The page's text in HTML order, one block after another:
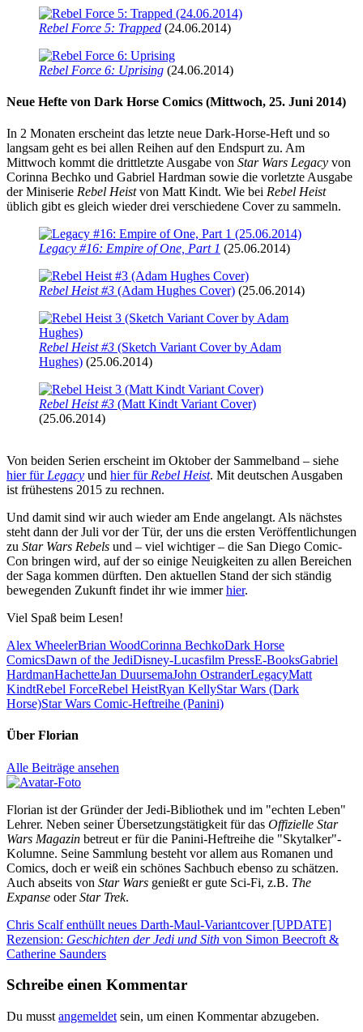
Rebel Force 5: Trapped (24.06.2014)
Rebel Force 6: Uprising (24.06.2014)
Neue Hefte von Dark Horse Comics (Mittwoch, 25. Juni 2014)
In 2 Monaten erscheint das letzte neue Dark-Horse-Heft und so
langsam geht es bei allen Reihen auf den Endspurt zu. Am
Mittwoch kommt die drittletzte Ausgabe von Star Wars Legacy von
Corinna Bechko und Gabriel Hardman sowie die vorletzte Ausgabe
der Miniserie Rebel Heistvon Matt Kindt. Wie bei Rebel Heist
üblich gibt es gleich wieder drei verschiedene Cover zu sammeln.
Legacy #16: Empire of One, Part 1 (25.06.2014)
Rebel Heist #3 (Adam Hughes Cover) (25.06.2014)
Rebel Heist #3 (Sketch Variant Cover by Adam
Hughes) (25.06.2014)
Rebel Heist #3 (Matt Kindt Variant Cover)
(25.06.2014)
Von beiden Serien erscheint im Oktober der Sammelband – siehe
hier für Legacy und hier für Rebel Heist. Mit deutschen Ausgaben
ist frühestens 2015 zu rechnen.
Und damit sind wir auch wieder am Ende angelangt. Als nächstes
steht dann der Juli vor der Tür, der uns die ersten Veröffentlichungen
zu Star Wars Rebels und – viel wichtiger – die San Diego Comic-
Con bringen wird, auf der so einige Neuigkeiten zu allen Bereichen
der Saga kommen dürften. Den aktuellen Stand der sich ständig
bewegenden Zukunft findet ihr wie immerhier.
Viel Spaß beim Lesen!
Alex WheelerBrian WoodCorinna BechkoDark Horse
ComicsDawn of the JediDisney-Lucasfilm PressE-BooksGabriel
HardmanHachetteJan DuursemaJohn OstranderLegacyMatt
KindtRebel ForceRebel HeistRyan KellyStar Wars (Dark
Horse)Star Wars Comic-Heftreihe (Panini)
Über Florian
Alle Beiträge ansehen
Florian ist der Gründer der Jedi-Bibliothek und im "echten Leben"
Lehrer. Neben seiner Übersetzungstätigkeit für das Offizielle Star
Wars Magazin betreut er für die Panini-Heftreihe die "Skytalker"-
Kolumne. Seine Sammlung besteht vor allem aus Romanen und
Comics, doch er weiß ein schönes Sachbuch ebenso zu schätzen.
Auch abseits von Star Wars genießt er gute Sci-Fi, z.B. The
Expanse oderStar Trek.
Beitragsnavigation
Vorheriger
Beitrag:
Chris Scalf enthüllt neues Darth-Maul-Variantcover [UPDATE]
Nächster
Beitrag:
Rezension: Geschichten der Jedi und Sith von Simon Beecroft &
Catherine Saunders
Schreibe einen Kommentar
Du musst angemeldet sein, um einen Kommentar abzugeben.